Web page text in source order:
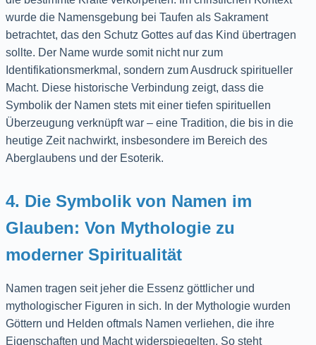
wurde die Namensgebung bei Taufen als Sakrament
betrachtet, das den Schutz Gottes auf das Kind übertragen
sollte. Der Name wurde somit nicht nur zum
Identifikationsmerkmal, sondern zum Ausdruck spiritueller
Macht. Diese historische Verbindung zeigt, dass die
Symbolik der Namen stets mit einer tiefen spirituellen
Überzeugung verknüpft war – eine Tradition, die bis in die
heutige Zeit nachwirkt, insbesondere im Bereich des
Aberglaubens und der Esoterik.
4. Die Symbolik von Namen im
Glauben: Von Mythologie zu
moderner Spiritualität
Namen tragen seit jeher die Essenz göttlicher und
mythologischer Figuren in sich. In der Mythologie wurden
Göttern und Helden oftmals Namen verliehen, die ihre
Eigenschaften und Macht widerspiegelten. So steht